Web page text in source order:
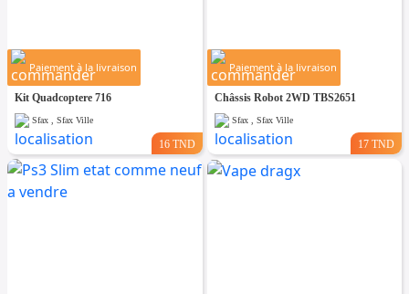
Paiement à la livraison
Kit Quadcoptere 716
Sfax , Sfax Ville
16 TND
Paiement à la livraison
Châssis Robot 2WD TBS2651
Sfax , Sfax Ville
17 TND